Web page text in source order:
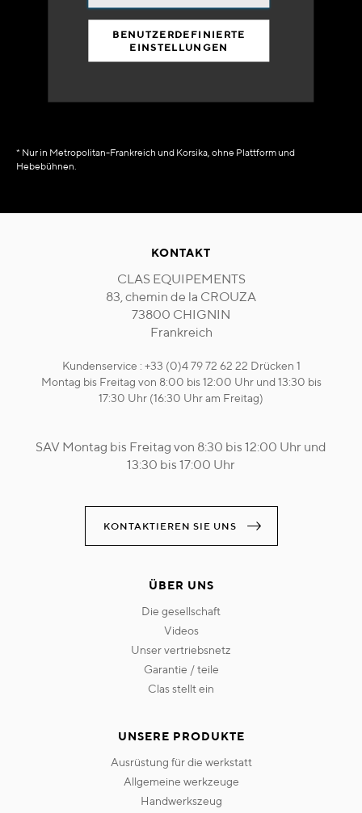
BENUTZERDEFINIERTE
EINSTELLUNGEN
90% des Katalogs
in Verfügbarkeit
* Nur in Metropolitan-Frankreich und Korsika, ohne Plattform und
Hebebühnen.
KONTAKT
CLAS EQUIPEMENTS
83, chemin de la CROUZA
73800 CHIGNIN
Frankreich
Kundenservice : +33 (0)4 79 72 62 22 Drücken 1
Montag bis Freitag von 8:00 bis 12:00 Uhr und 13:30 bis
17:30 Uhr (16:30 Uhr am Freitag)
SAV Montag bis Freitag von 8:30 bis 12:00 Uhr und
13:30 bis 17:00 Uhr
KONTAKTIEREN SIE UNS
ÜBER UNS
die gesellschaft
videos
unser vertriebsnetz
garantie / teile
clas stellt ein
UNSERE PRODUKTE
ausrüstung für die werkstatt
allgemeine werkzeuge
handwerkszeug